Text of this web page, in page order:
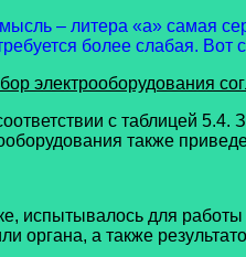
– литера «а» самая
более слабая. Вот
электрооборудования
с таблицей 5.4.
также
испытывалось для
органа, а также